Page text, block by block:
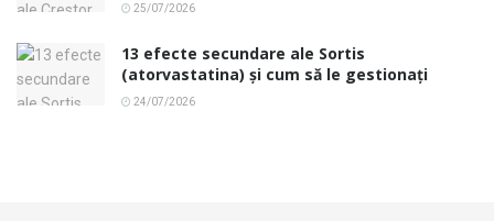
25/07/2026
13 efecte secundare ale Sortis
(atorvastatina) și cum să le gestionați
24/07/2026